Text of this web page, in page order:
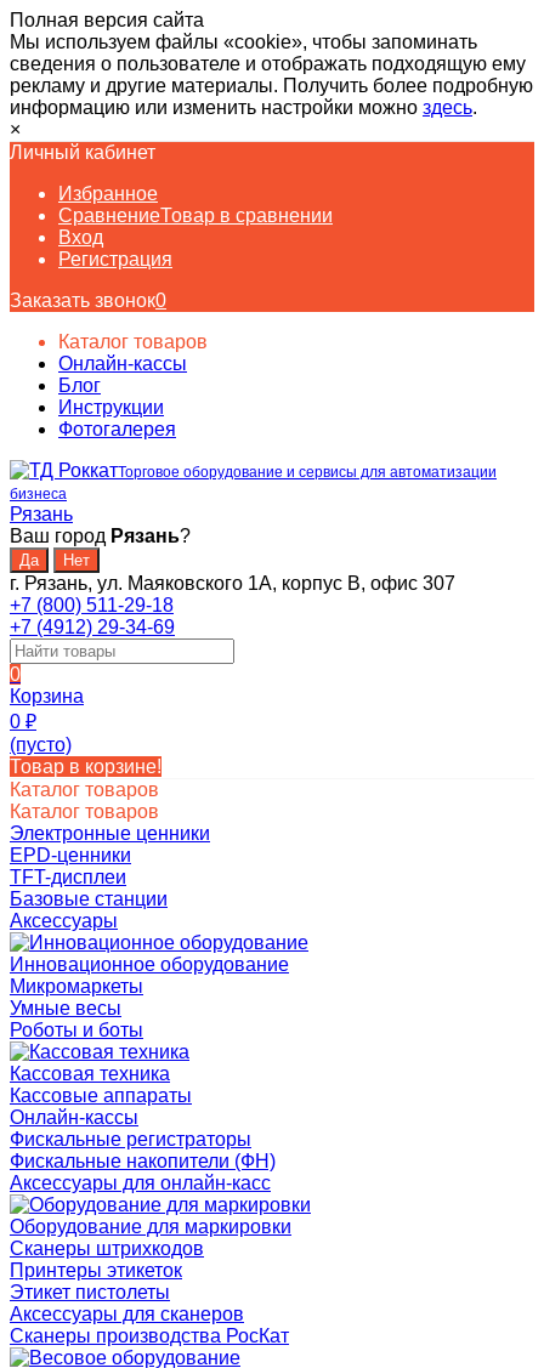
Полная версия сайта
Мы используем файлы «cookie», чтобы запоминать
сведения о пользователе и отображать подходящую ему
рекламу и другие материалы. Получить более подробную
информацию или изменить настройки можно здесь.
×
Личный кабинет
Избранное
СравнениеТовар в сравнении
Вход
Регистрация
Заказать звонок0
Каталог товаров
Онлайн-кассы
Блог
Инструкции
Фотогалерея
Торговое оборудование и сервисы для автоматизации
бизнеса
Рязань
Ваш город Рязань?
г. Рязань, ул. Маяковского 1А, корпус B, офис 307
+7 (800) 511-29-18
+7 (4912) 29-34-69
0
Корзина
0 ₽
(пусто)
Товар в корзине!
Каталог товаров
Каталог товаров
Электронные ценники
EPD-ценники
TFT-дисплеи
Базовые станции
Аксессуары
Инновационное оборудование
Микромаркеты
Умные весы
Роботы и боты
Кассовая техника
Кассовые аппараты
Онлайн-кассы
Фискальные регистраторы
Фискальные накопители (ФН)
Аксессуары для онлайн-касс
Оборудование для маркировки
Сканеры штрихкодов
Принтеры этикеток
Этикет пистолеты
Аксессуары для сканеров
Сканеры производства РосКат